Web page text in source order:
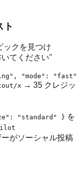
ト
ックを見つけ
てください"
"mode": "fast"
x → 35 クレジッ
"standard" } を
がソーシャル投稿